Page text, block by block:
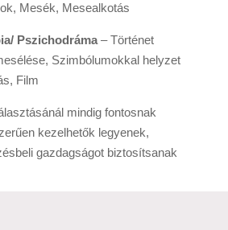
Mesék, Mesealkotás
Pszichodráma– Történet
Szimbólumokkal helyzet
Film
mindig fontosnak
kezelhetők legyenek,
gazdagságot biztosítsanak